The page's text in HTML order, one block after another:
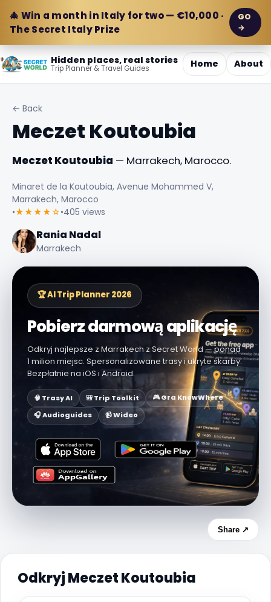
🎄 Win a month in Italy for two — €10,000 ·
The Secret Italy Prize
GO
→
Hidden places, real stories
Trip Planner & Travel Guides Home About
← Back
Meczet Koutoubia
Meczet Koutoubia — Marrakech, Marocco.
Minaret de la Koutoubia, Avenue Mohammed V,
Marrakech, Marocco
•★★★★☆•405 views
Rania Nadal
Marrakech
🏆 AI Trip Planner 2026
Pobierz darmową aplikację
Odkryj najlepsze z Marrakech z Secret World — ponad
1 milion miejsc. Spersonalizowane trasy i ukryte skarby.
Bezpłatnie na iOS i Android.
🧠 Trasy AI 🎒 Trip Toolkit
🎮 Gra KnowWhere
🎧 Audioguides
📹 Wideo
Share ↗
Odkryj Meczet Koutoubia